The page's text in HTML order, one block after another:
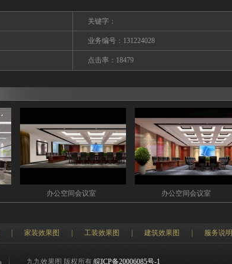
关键字：
业务编号：131224028
点击率：18479
办公空间会议室 办公空间会议室
家装效果图 工装效果图 建筑效果图 服务说明
九九效果图 版权所有 皖ICP备20006085号-1